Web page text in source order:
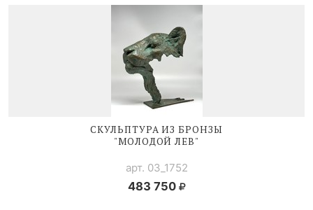
СКУЛЬПТУРА ИЗ БРОНЗЫ
"МОЛОДОЙ ЛЕВ"
арт. 03_1752
483 750